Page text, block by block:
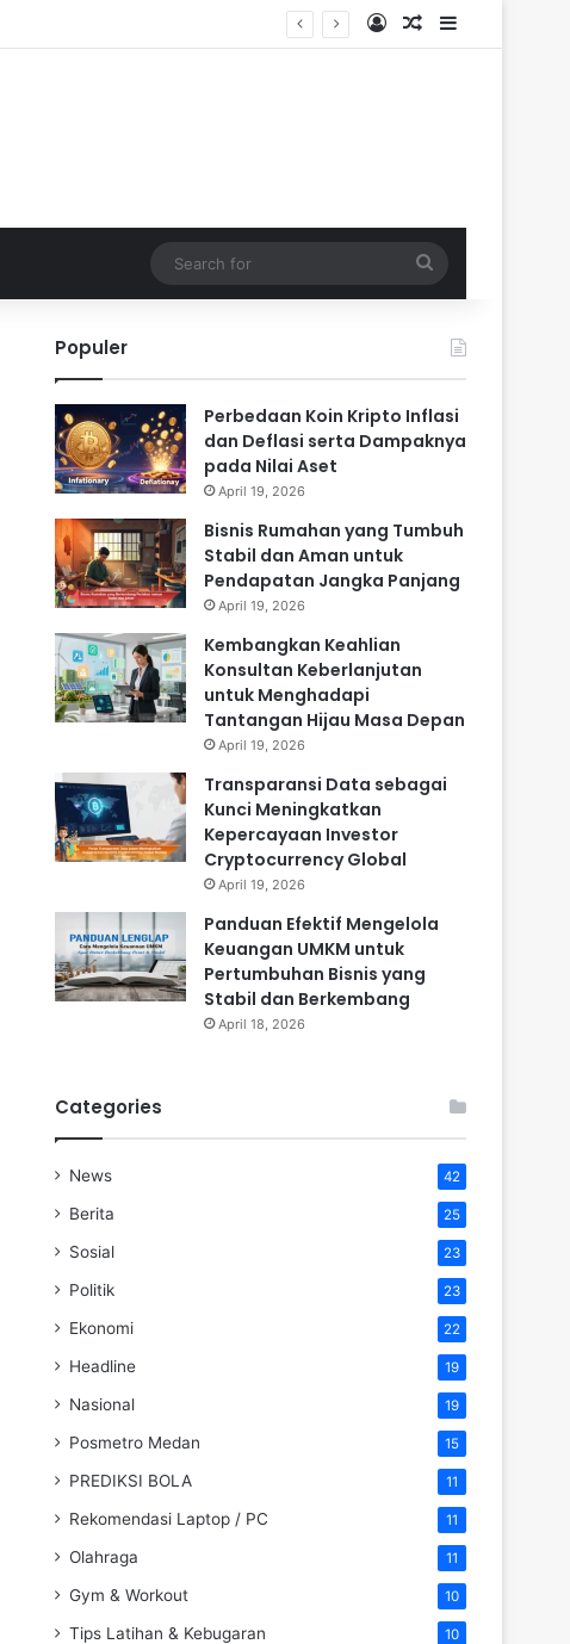
Log InRandom Article
Sidebar
for
Populer
Perbedaan Koin Kripto Inflasi
dan Deflasi serta Dampaknya
pada Nilai Aset
April 19, 2026
Bisnis Rumahan yang Tumbuh
Stabil dan Aman untuk
Pendapatan Jangka Panjang
April 19, 2026
Kembangkan Keahlian
Konsultan Keberlanjutan
untuk Menghadapi
Tantangan Hijau Masa Depan
April 19, 2026
Transparansi Data sebagai
Kunci Meningkatkan
Kepercayaan Investor
Cryptocurrency Global
April 19, 2026
Panduan Efektif Mengelola
Keuangan UMKM untuk
Pertumbuhan Bisnis yang
Stabil dan Berkembang
April 18, 2026
Categories
News 42
Berita 25
Sosial 23
Politik 23
Ekonomi 22
Headline 19
Nasional 19
Posmetro Medan 15
PREDIKSI BOLA 11
Rekomendasi Laptop / PC 11
Olahraga 11
Gym & Workout 10
Tips Latihan & Kebugaran 10